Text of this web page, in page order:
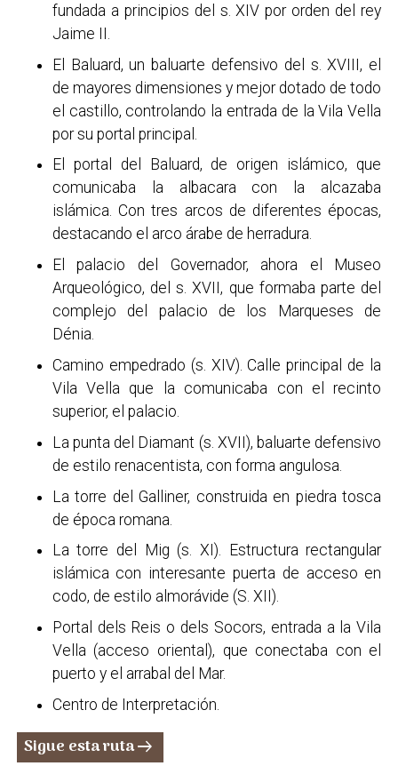
fundada a principios del s. XIV por orden del rey
Jaime II.
El Baluard, un baluarte defensivo del s. XVIII, el
de mayores dimensiones y mejor dotado de todo
el castillo, controlando la entrada de la Vila Vella
por su portal principal.
El portal del Baluard, de origen islámico, que
comunicaba la albacara con la alcazaba
islámica. Con tres arcos de diferentes épocas,
destacando el arco árabe de herradura.
El palacio del Governador, ahora el Museo
Arqueológico, del s. XVII, que formaba parte del
complejo del palacio de los Marqueses de
Dénia.
Camino empedrado (s. XIV). Calle principal de la
Vila Vella que la comunicaba con el recinto
superior, el palacio.
La punta del Diamant (s. XVII), baluarte defensivo
de estilo renacentista, con forma angulosa.
La torre del Galliner, construida en piedra tosca
de época romana.
La torre del Mig (s. XI). Estructura rectangular
islámica con interesante puerta de acceso en
codo, de estilo almorávide (S. XII).
Portal dels Reis o dels Socors, entrada a la Vila
Vella (acceso oriental), que conectaba con el
puerto y el arrabal del Mar.
Centro de Interpretación.
Sigue esta rutaarrow_right_alt